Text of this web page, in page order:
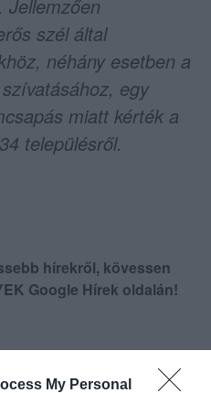
My Personal
Jellemzően
szél által
néhány esetben a
egy
miatt kérték a
településről.
hírekről, kövessen
Google Hírek oldalán!